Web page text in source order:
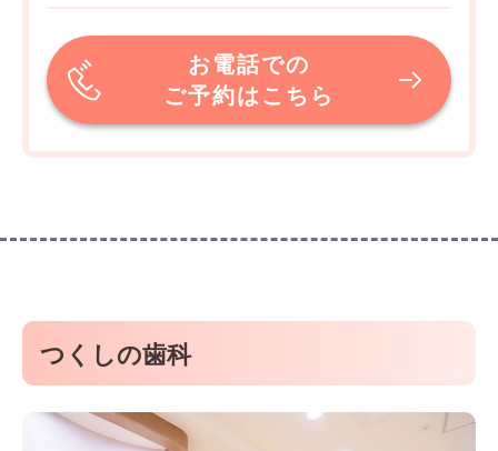
お電話での
ご予約はこちら
つくしの歯科